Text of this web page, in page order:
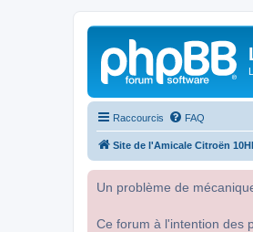
Raccourcis FAQ
Site de l'Amicale Citroën
Un problème de
Ce forum à l'intention des